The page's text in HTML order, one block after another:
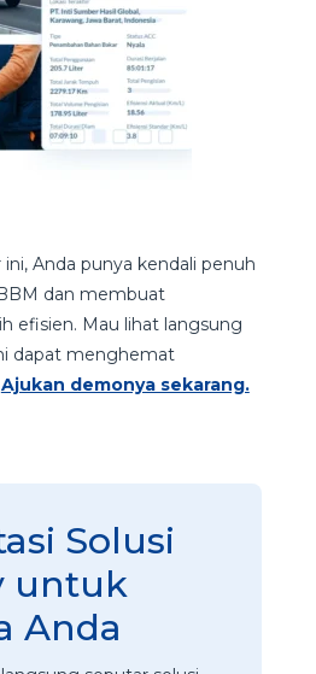
Anda punya kendali penuh
dan membuat
efisien. Mau lihat langsung
dapat menghemat
Ajukan demonya sekarang.
Solusi
untuk
Anda